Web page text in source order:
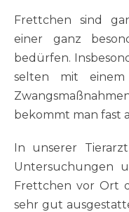
Frettchen sind
einer ganz
bedürfen.
selten mit einem
bekommt man fast
In unserer
Untersuchungen
Frettchen vor Ort
sehr gut